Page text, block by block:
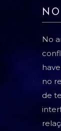
No
no
de